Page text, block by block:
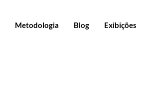
Metodologia Blog Exibições